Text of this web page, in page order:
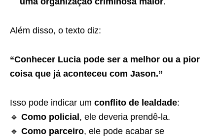
Além disso, o texto diz:
“Conhecer Lucia pode ser a melhor ou a pior
coisa que já aconteceu com Jason.”
Isso pode indicar um conflito de lealdade:
🔹 Como policial , ele deveria prendê-la.
🔹 Como parceiro, ele pode acabar se